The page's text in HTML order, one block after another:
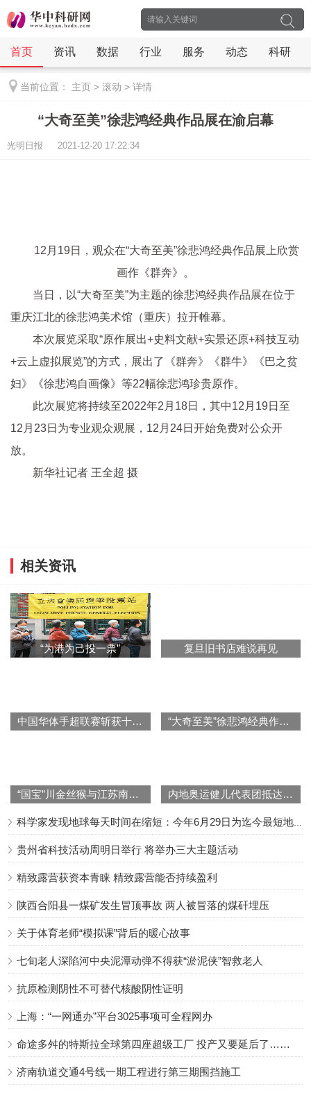
首页 资讯 数据 行业 服务 动态 科研
当前位置： 主页 > 滚动 > 详情
“大奇至美”徐悲鸿经典作品展在渝启幕
光明日报 2021-12-20 17:22:34
12月19日，观众在“大奇至美”徐悲鸿经典作品展上欣赏
画作《群奔》。
当日，以“大奇至美”为主题的徐悲鸿经典作品展在位于
重庆江北的徐悲鸿美术馆（重庆）拉开帷幕。
本次展览采取“原作展出+史料文献+实景还原+科技互动
+云上虚拟展览”的方式，展出了《群奔》《群牛》《巴之贫
妇》《徐悲鸿自画像》等22幅徐悲鸿珍贵原作。
此次展览将持续至2022年2月18日，其中12月19日至
12月23日为专业观众观展，12月24日开始免费对公众开
放。
新华社记者 王全超 摄
相关资讯
“为港为己投一票” 复旦旧书店难说再见
中国华体手超联赛斩获十连胜 国字号球队遭遇挑战 “大奇至美”徐悲鸿经典作品展在渝启幕
“国宝”川金丝猴与江苏南通市民见面 内地奥运健儿代表团抵达澳门
科学家发现地球每天时间在缩短：今年6月29日为迄今最短地球日
贵州省科技活动周明日举行 将举办三大主题活动
精致露营获资本青睐 精致露营能否持续盈利
陕西合阳县一煤矿发生冒顶事故 两人被冒落的煤矸埋压
关于体育老师“模拟课”背后的暖心故事
七旬老人深陷河中央泥潭动弹不得获“淤泥侠”智救老人
抗原检测阴性不可替代核酸阴性证明
上海：“一网通办”平台3025事项可全程网办
命途多舛的特斯拉全球第四座超级工厂 投产又要延后了……
济南轨道交通4号线一期工程进行第三期围挡施工